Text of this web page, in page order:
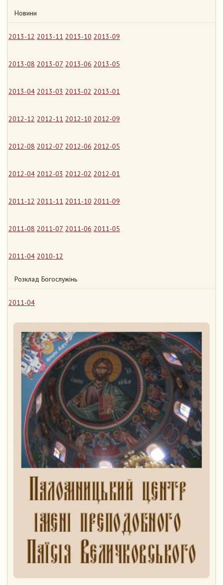
Новини
2013-12 2013-11 2013-10 2013-09
2013-08 2013-07 2013-06 2013-05
2013-04 2013-03 2013-02 2013-01
2012-12 2012-11 2012-10 2012-09
2012-08 2012-07 2012-06 2012-05
2012-04 2012-03 2012-02 2012-01
2011-12 2011-11 2011-10 2011-09
2011-08 2011-07 2011-06 2011-05
2011-04 2010-12
Розклад Богослужінь
2011-04